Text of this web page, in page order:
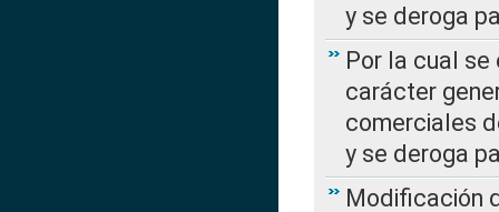
y se deroga
Por la cual
carácter
comerciales
y se deroga
Modificación